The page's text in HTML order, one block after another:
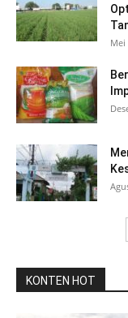
Mei
KONTEN HOT